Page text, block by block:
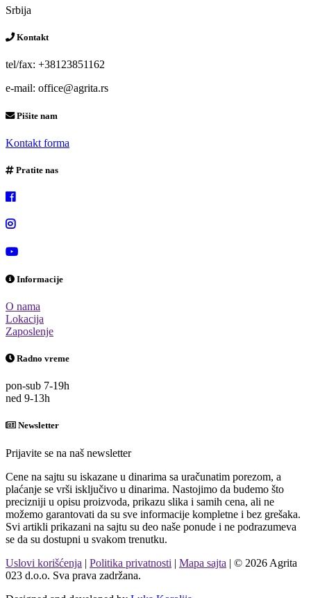
Srbija
Kontakt
tel/fax: +38123851162
e-mail: office@agrita.rs
Pišite nam
Kontakt forma
Pratite nas
Informacije
O nama
Lokacija
Zaposlenje
Radno vreme
pon-sub 7-19h
ned 9-13h
Newsletter
Prijavite se na naš newsletter
Cene na sajtu su iskazane u dinarima sa uračunatim porezom, a
plaćanje se vrši isključivo u dinarima. Nastojimo da budemo što
precizniji u opisu proizvoda, prikazu slika i samih cena, ali ne
možemo garantovati da su sve informacije kompletne i bez grešaka.
Svi artikli prikazani na sajtu su deo naše ponude i ne podrazumeva
se da su dostupni u svakom trenutku.
Uslovi korišćenja | Politika privatnosti | Mapa sajta | © 2026 Agrita
023 d.o.o. Sva prava zadržana.